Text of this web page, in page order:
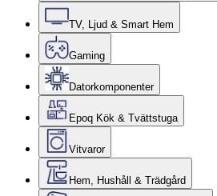
TV, Ljud & Smart Hem
Gaming
Datorkomponenter
Epoq Kök & Tvättstuga
Vitvaror
Hem, Hushåll & Trädgård